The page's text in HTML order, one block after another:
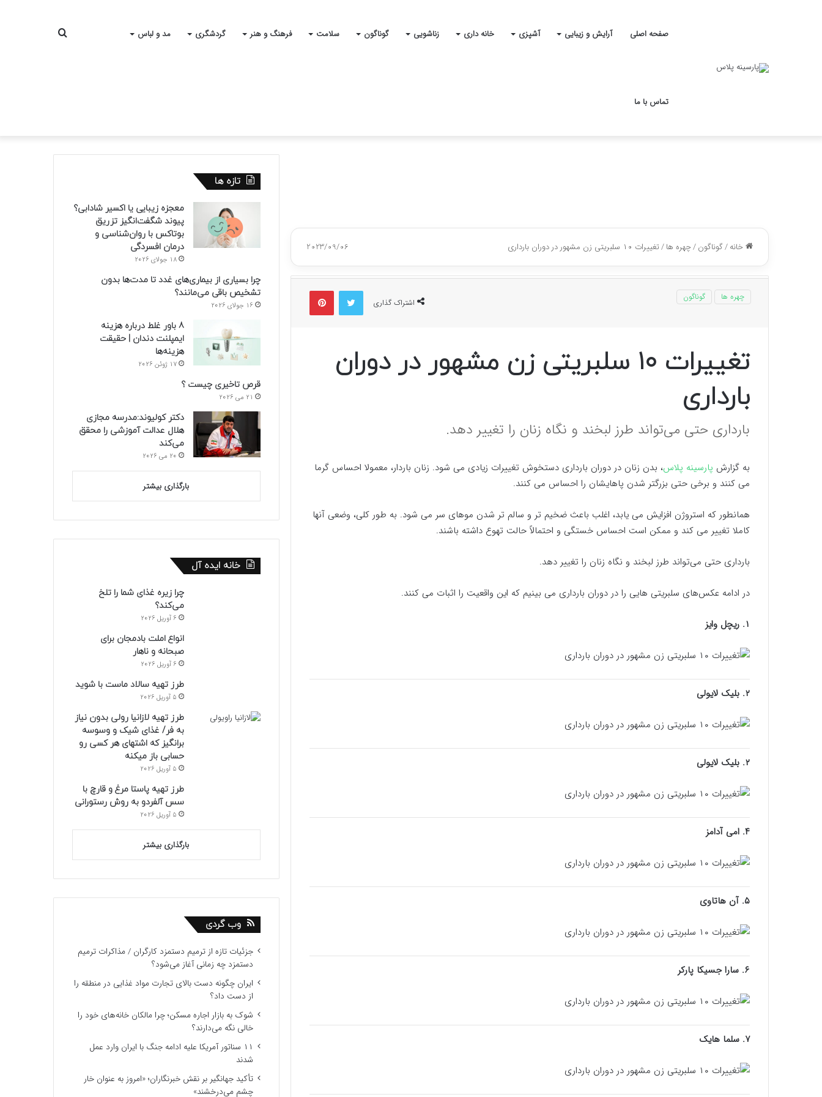
صفحه اصلی آرایش و زیبایی آشپزی خانه داری زناشویی گوناگون سلامت فرهنگ و هنر گردشگری مد و لباس
تماس با ما
جستجو
خانه/گوناگون/چهره ها/تغییرات ۱۰ سلبریتی زن مشهور در دوران بارداری 2023/09/06
اشتراک گذاری
توییتر پینتریست
چهره ها گوناگون
تغییرات ۱۰ سلبریتی زن مشهور در دوران
بارداری
بارداری حتی می‌تواند طرز لبخند و نگاه زنان را تغییر دهد.
به گزارش پارسینه پلاس، بدن زنان در دوران بارداری دستخوش تغییرات زیادی می شود. زنان باردار، معمولا احساس گرما
می کنند و برخی حتی بزرگتر شدن پاهایشان را احساس می کنند.
همانطور که استروژن افزایش می یابد، اغلب باعث ضخیم تر و سالم تر شدن موهای سر می شود. به طور کلی، وضعی آنها
کاملا تغییر می کند و ممکن است احساس خستگی و احتمالاً حالت تهوع داشته باشند.
بارداری حتی می‌تواند طرز لبخند و نگاه زنان را تغییر دهد.
در ادامه عکس‌های سلبریتی‌ هایی را در دوران بارداری می بینیم که این واقعیت را اثبات می کنند.
۱. ریچل وایز
۲. بلیک لایولی
۲. بلیک لایولی
۴. امی آدامز
۵. آن هاتاوی
۶. سارا جسیکا پارکر
۷. سلما هایک
تازه ها
معجزه زیبایی یا اکسیر شادابی؟
پیوند شگفت‌انگیز تزریق
بوتاکس با روان‌شناسی و
درمان افسردگی
18 جولای 2026
چرا بسیاری از بیماری‌های غدد تا مدت‌ها بدون
تشخیص باقی می‌مانند؟
16 جولای 2026
8 باور غلط درباره هزینه
ایمپلنت دندان | حقیقت
هزینه‌ها
17 ژوئن 2026
قرص تاخیری چیست ؟
21 می 2026
دکتر کولیوند:مدرسه مجازی
هلال عدالت آموزشی را محقق
می‌کند
20 می 2026
بارگذاری بیشتر
خانه ایده آل
چرا زیره غذای شما را تلخ
می‌کند؟
6 آوریل 2026
انواع املت بادمجان برای
صبحانه و ناهار
6 آوریل 2026
طرز تهیه سالاد ماست با شوید
5 آوریل 2026
طرز تهیه لازانیا رولی بدون نیاز
به فر/ غذای شیک و وسوسه
برانگیز که اشتهای هر کسی رو
حسابی باز میکنه
5 آوریل 2026
طرز تهیه پاستا مرغ و قارچ با
سس آلفردو به روش رستورانی
5 آوریل 2026
بارگذاری بیشتر
وب گردی
جزئیات تازه از ترمیم دستمزد کارگران / مذاکرات ترمیم
دستمزد چه زمانی آغاز می‌شود؟
ایران چگونه دست بالای تجارت مواد غذایی در منطقه را
از دست داد؟
شوک به بازار اجاره مسکن؛ چرا مالکان خانه‌های خود را
خالی نگه می‌دارند؟
۱۱ سناتور آمریکا علیه ادامه جنگ با ایران وارد عمل
شدند
تأکید جهانگیر بر نقش خبرنگاران؛ «امروز به عنوان خار
چشم می‌درخشند»